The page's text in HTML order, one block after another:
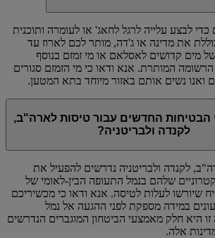
לבצע עלייה לרגל לחאג' או לעומרה ותוכנית
את מדינה או ג'דה, מותר לכם לארוז עד
מים קדושים לאסלאם או מי זמזם בנוסף
המותרת. אנא ודאו כי מי הזמזם סגורים
ואנו נשים אותם באזור מיוחד בתא המטען.
החדשים עבור טיסות לארה"ב,
לקנדה ולבריטניה?
לקנדה ולבריטניה נדרשים להפעיל את
שלהם בנמל התעופה הבין-לאומי של
שיורשו לעלות לטיסה. אנא ודאו כי מכשיריכם
במידה מספקת לפני ההגעה אל נמל
היא חלק מאמצעי הביטחון המוגברים הנדרשים
אלה.